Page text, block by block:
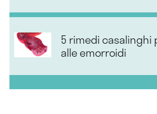
5 rimedi casalinghi
alle emorroidi